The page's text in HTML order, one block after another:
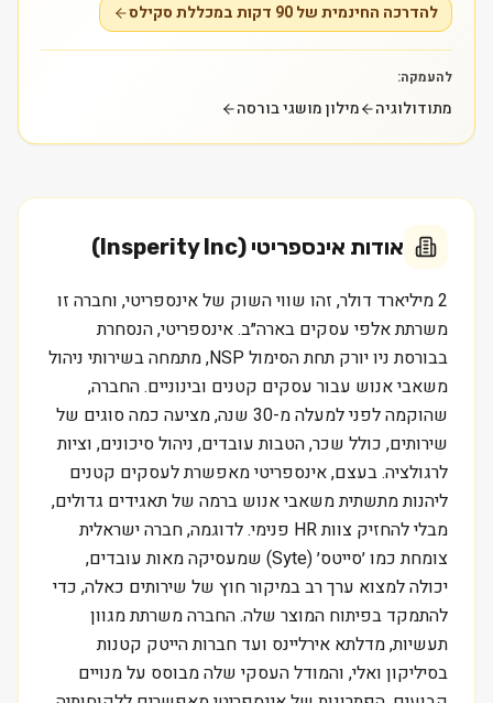
להדרכה החינמית של 90 דקות במכללת סקילס
להעמקה:
מתודולוגיה מילון מושגי בורסה
אודות אינספריטי (Insperity Inc)
2 מיליארד דולר, זהו שווי השוק של אינספריטי, וחברה זו
משרתת אלפי עסקים בארה״ב. אינספריטי, הנסחרת
בבורסת ניו יורק תחת הסימול NSP, מתמחה בשירותי ניהול
משאבי אנוש עבור עסקים קטנים ובינוניים. החברה,
שהוקמה לפני למעלה מ-30 שנה, מציעה כמה סוגים של
שירותים, כולל שכר, הטבות עובדים, ניהול סיכונים, וציות
לרגולציה. בעצם, אינספריטי מאפשרת לעסקים קטנים
ליהנות מתשתית משאבי אנוש ברמה של תאגידים גדולים,
מבלי להחזיק צוות HR פנימי. לדוגמה, חברה ישראלית
צומחת כמו ׳סייטס׳ (Syte) שמעסיקה מאות עובדים,
יכולה למצוא ערך רב במיקור חוץ של שירותים כאלה, כדי
להתמקד בפיתוח המוצר שלה. החברה משרתת מגוון
תעשיות, מדלתא אירליינס ועד חברות הייטק קטנות
בסיליקון ואלי, והמודל העסקי שלה מבוסס על מנויים